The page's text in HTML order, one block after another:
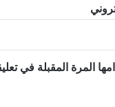
المرة المقبلة في